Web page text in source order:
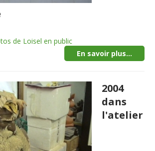
de Loisel en public
En savoir plus...
2004
dans
l'atelier